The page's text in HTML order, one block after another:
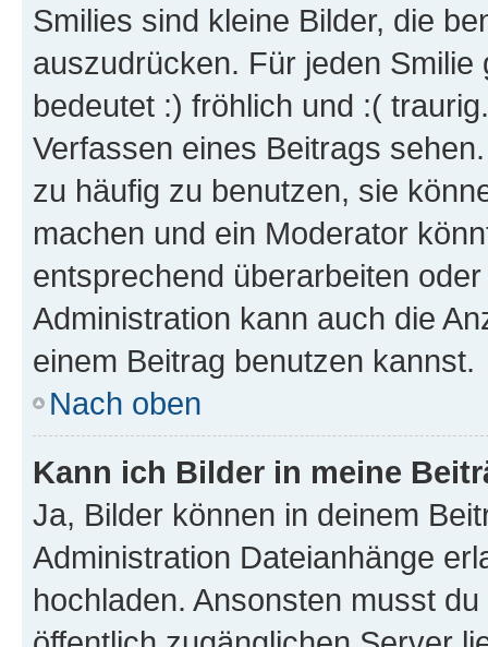
Smilies sind kleine Bilder, die
auszudrücken. Für jeden
bedeutet :) fröhlich und :(
Verfassen eines Beitrags
zu häufig zu benutzen, sie
machen und ein Moderator
entsprechend überarbeiten
Administration kann auch die
einem Beitrag benutzen kannst.
Nach oben
Kann ich Bilder in meine
Ja, Bilder können in deinem
Administration Dateianhänge
hochladen. Ansonsten musst